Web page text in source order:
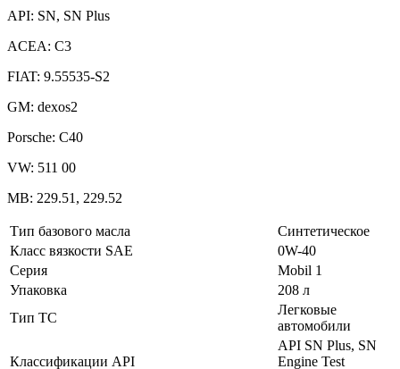
API: SN, SN Plus
ACEA: C3
FIAT: 9.55535-S2
GM: dexos2
Porsche: C40
VW: 511 00
MB: 229.51, 229.52
Тип базового масла
Синтетическое
Класс вязкости SAE
0W-40
Серия
Mobil 1
Упаковка
208 л
Тип ТС
Легковые
автомобили
Классификации API
API SN Plus, SN
Engine Test